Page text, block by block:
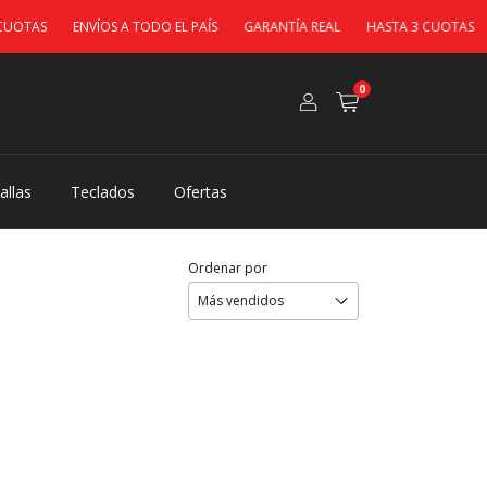
ENVÍOS A TODO EL PAÍS GARANTÍA REAL HASTA 3 CUOTAS
0
Teclados Ofertas
Ordenar por